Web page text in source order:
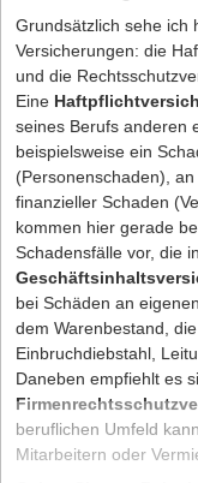
Grundsätzlich sehe ich
Versicherungen: die
und die
Eine
seines Berufs anderen
beispielsweise ein
(Personenschaden),
finanzieller Schaden
kommen hier gerade
Schadensfälle vor, die
bei Schäden an
dem Warenbestand,
Einbruchdiebstahl,
Daneben empfiehlt es
beruflichen Umfeld
Mitarbeitern oder